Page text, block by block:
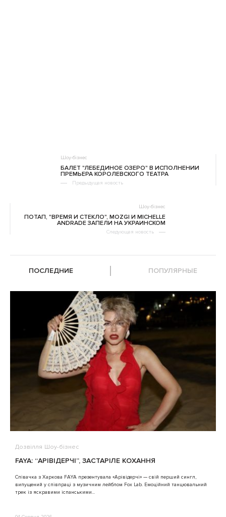
Шоу-бізнес
БАЛЕТ "ЛЕБЕДИНОЕ ОЗЕРО" В ИСПОЛНЕНИИ
ПРЕМЬЕРА КОРОЛЕВСКОГО ТЕАТРА
Предыдущая новость
Шоу-бізнес
ПОТАП, "ВРЕМЯ И СТЕКЛО", MOZGI И MICHELLE
ANDRADE ЗАПЕЛИ НА УКРАИНСКОМ
Следующая новость
ПОСЛЕДНИЕ ПОПУЛЯРНЫЕ
Дозвілля Шоу-бізнес
FAYA: “АРІВІДЕРЧІ”, ЗАСТАРІЛЕ КОХАННЯ
Співачка з Харкова FAYA презентувала «Арівідерчі» — свій перший сингл,
випущений у співпраці з музичним лейблом Fox Lab. Емоційний танцювальний
трек із яскравими іспанськими...